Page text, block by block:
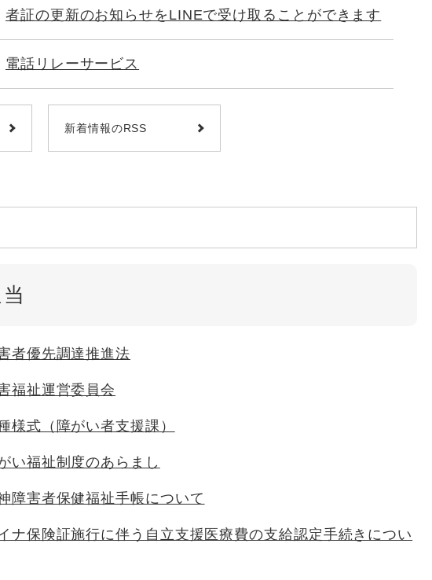
者証の更新のお知らせをLINEで受け取ることができます
電話リレーサービス
新着情報のRSS
者優先調達推進法
福祉運営委員会
様式（障がい者支援課）
い福祉制度のあらまし
障害者保健福祉手帳について
ナ保険証施行に伴う自立支援医療費の支給認定手続きについ